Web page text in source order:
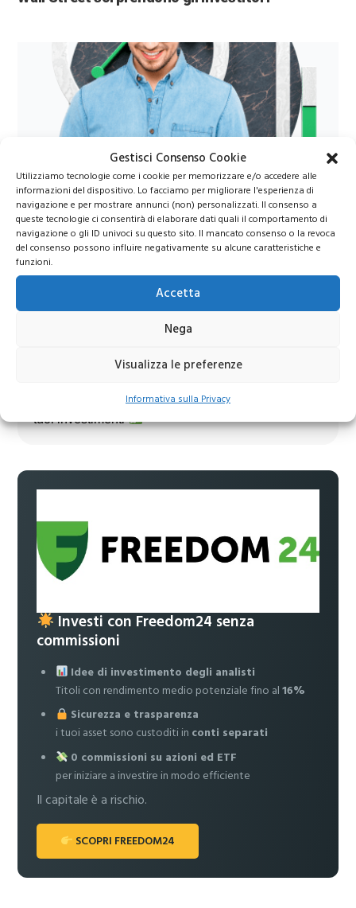
Gestisci Consenso Cookie
Utilizziamo tecnologie come i cookie per memorizzare e/o accedere alle
informazioni del dispositivo. Lo facciamo per migliorare l'esperienza di
navigazione e per mostrare annunci (non) personalizzati. Il consenso a
queste tecnologie ci consentirà di elaborare dati quali il comportamento di
navigazione o gli ID univoci su questo sito. Il mancato consenso o la revoca
del consenso possono influire negativamente su alcune caratteristiche e
funzioni.
Accetta
Nega
Visualizza le preferenze
Informativa sulla Privacy
Azioni Bance Europee
Azioni banche europee da mettere nel mirino nei
prossimi mesi
Unisciti al nostro canale Telegram!
Accedi a news, analisi e strategie esclusive per i
tuoi investimenti
Investi con Freedom24 senza
commissioni
Idee di investimento degli analisti
Titoli con rendimento medio potenziale fino al16%
Sicurezza e trasparenza
i tuoi asset sono custoditi in conti separati
0 commissioni su azioni ed ETF
per iniziare a investire in modo efficiente
Il capitale è a rischio.
SCOPRI FREEDOM24